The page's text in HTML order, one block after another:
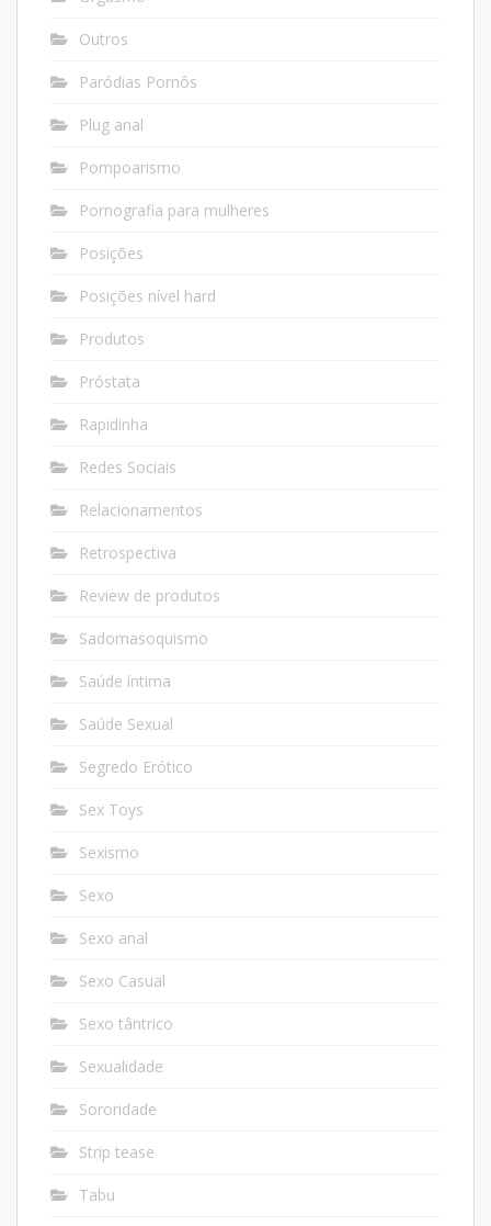
Outros
Paródias Pornôs
Plug anal
Pompoarismo
Pornografia para mulheres
Posições
Posições nível hard
Produtos
Próstata
Rapidinha
Redes Sociais
Relacionamentos
Retrospectiva
Review de produtos
Sadomasoquismo
Saúde íntima
Saúde Sexual
Segredo Erótico
Sex Toys
Sexismo
Sexo
Sexo anal
Sexo Casual
Sexo tântrico
Sexualidade
Sororidade
Strip tease
Tabu